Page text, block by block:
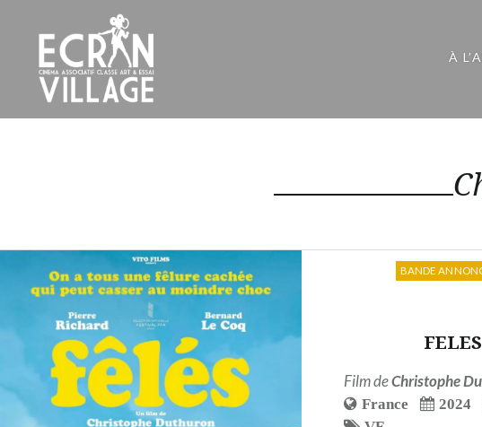
contenu
principal
ÉCRAN VILLAGE
À
FELES
Film deChristophe
France 2024
BANDE